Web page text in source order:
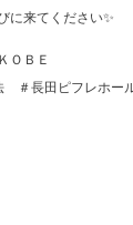
に来てください✨
ＯＢＥ
＃長田ピフレホー